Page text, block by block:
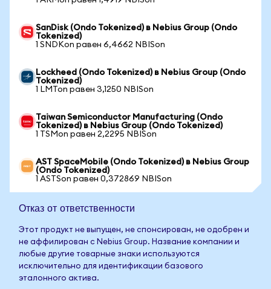
SanDisk (Ondo Tokenized) в Nebius Group (Ondo
Tokenized)
1 SNDKon равен 6,4662 NBISon
Lockheed (Ondo Tokenized) в Nebius Group (Ondo
Tokenized)
1 LMTon равен 3,1250 NBISon
Taiwan Semiconductor Manufacturing (Ondo
Tokenized) в Nebius Group (Ondo Tokenized)
1 TSMon равен 2,2295 NBISon
AST SpaceMobile (Ondo Tokenized) в Nebius Group
(Ondo Tokenized)
1 ASTSon равен 0,372869 NBISon
Отказ от ответственности
Этот продукт не выпущен, не спонсирован, не одобрен и
не аффилирован с Nebius Group. Название компании и
любые другие товарные знаки используются
исключительно для идентификации базового
эталонного актива.